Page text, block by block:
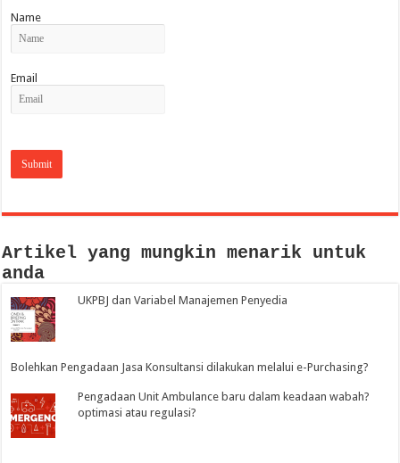
Name
Email
Artikel yang mungkin menarik untuk
anda
UKPBJ dan Variabel Manajemen Penyedia
Bolehkan Pengadaan Jasa Konsultansi dilakukan melalui e-Purchasing?
Pengadaan Unit Ambulance baru dalam keadaan wabah?
optimasi atau regulasi?